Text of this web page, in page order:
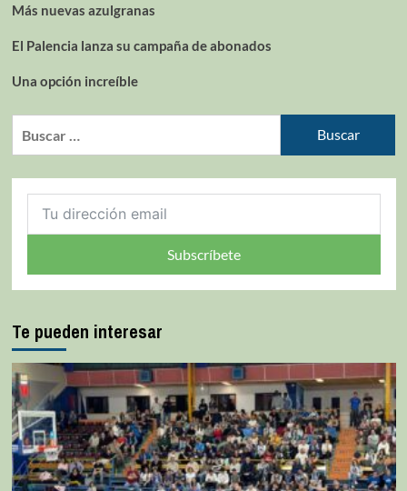
Más nuevas azulgranas
El Palencia lanza su campaña de abonados
Una opción increíble
Subscríbete
Te pueden interesar